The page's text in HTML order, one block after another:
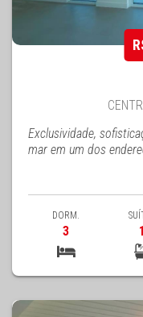
Exclusividade,
mar em um dos
DORM.
3 1